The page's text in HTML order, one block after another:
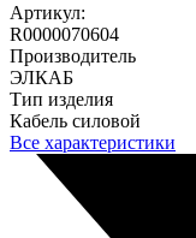
Артикул:
R0000070604
Производитель
ЭЛКАБ
Тип изделия
Кабель силовой
Все характеристики